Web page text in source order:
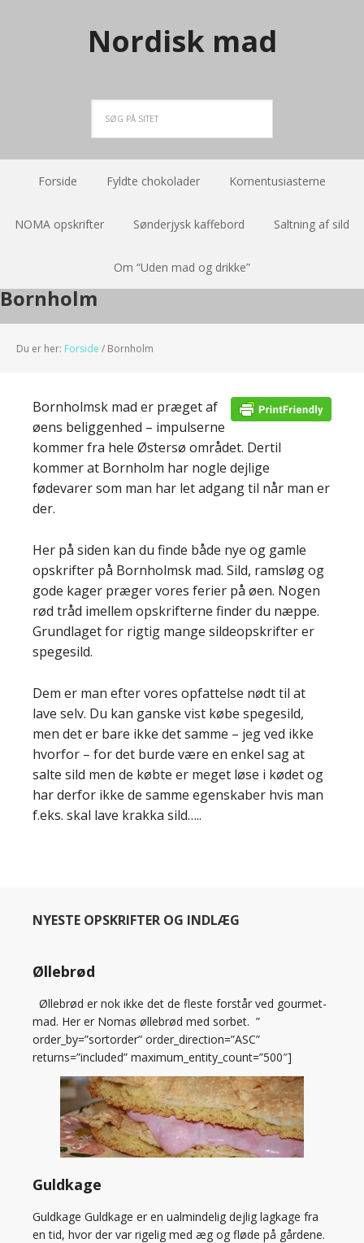
Nordisk mad
Forside Fyldte chokolader Kornentusiasterne
NOMA opskrifter Sønderjysk kaffebord Saltning af sild
Om “Uden mad og drikke”
Bornholm
Du er her: Forside / Bornholm
Bornholmsk mad er præget af
øens beliggenhed – impulserne
kommer fra hele Østersø området. Dertil
kommer at Bornholm har nogle dejlige
fødevarer som man har let adgang til når man er
der.
Her på siden kan du finde både nye og gamle
opskrifter på Bornholmsk mad. Sild, ramsløg og
gode kager præger vores ferier på øen. Nogen
rød tråd imellem opskrifterne finder du næppe.
Grundlaget for rigtig mange sildeopskrifter er
spegesild.
Dem er man efter vores opfattelse nødt til at
lave selv. Du kan ganske vist købe spegesild,
men det er bare ikke det samme – jeg ved ikke
hvorfor – for det burde være en enkel sag at
salte sild men de købte er meget løse i kødet og
har derfor ikke de samme egenskaber hvis man
f.eks. skal lave krakka sild…..
NYESTE OPSKRIFTER OG INDLÆG
Øllebrød
Øllebrød er nok ikke det de fleste forstår ved gourmet-
mad. Her er Nomas øllebrød med sorbet. ”
order_by=”sortorder” order_direction=”ASC”
returns=”included” maximum_entity_count=”500″]
Guldkage
Guldkage Guldkage er en ualmindelig dejlig lagkage fra
en tid, hvor der var rigelig med æg og fløde på gårdene.